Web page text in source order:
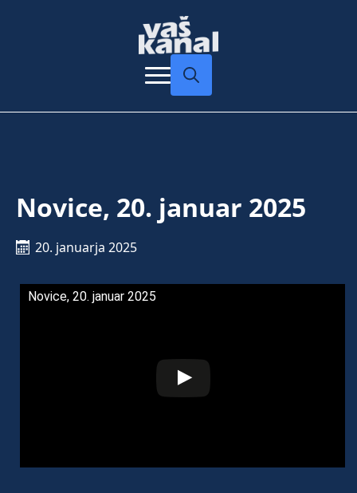
Novice, 20. januar 2025
20. januarja 2025
Novice, 20. januar 2025